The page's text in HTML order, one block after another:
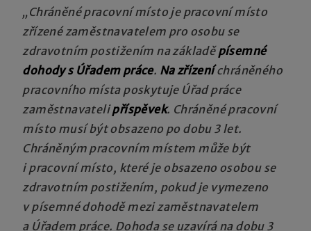
„Chráněné pracovní místo je pracovní místo
zřízené zaměstnavatelem pro osobu se
zdravotním postižením na základěpísemné
dohody s Úřadem práce. Na zřízeníchráněného
pracovního místa poskytuje Úřad práce
zaměstnavatelipříspěvek. Chráněné pracovní
místo musí být obsazeno po dobu 3 let.
Chráněným pracovním místem může být
i pracovní místo, které je obsazeno osobou se
zdravotním postižením, pokud je vymezeno
v písemné dohodě mezi zaměstnavatelem
a Úřadem práce. Dohoda se uzavírá na dobu 3